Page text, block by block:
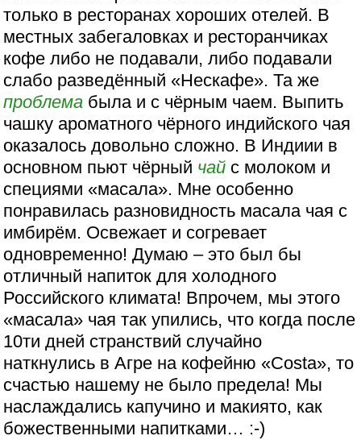
только в ресторанах хороших отелей. В
местных забегаловках и ресторанчиках
кофе либо не подавали, либо подавали
слабо разведённый «Нескафе». Та же
проблема была и с чёрным чаем. Выпить
чашку ароматного чёрного индийского чая
оказалось довольно сложно. В Индиии в
основном пьют чёрный чай с молоком и
специями «масала». Мне особенно
понравилась разновидность масала чая с
имбирём. Освежает и согревает
одновременно! Думаю – это был бы
отличный напиток для холодного
Российского климата! Впрочем, мы этого
«масала» чая так упились, что когда после
10ти дней странствий случайно
наткнулись в Агре на кофейню «Costa», то
счастью нашему не было предела! Мы
наслаждались капучино и макиято, как
божественными напитками… :-)